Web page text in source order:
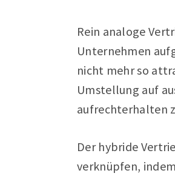
Rein analoge
Unternehmen
nicht mehr so
Umstellung auf
aufrechterhalten
Der hybride
verknüpfen,